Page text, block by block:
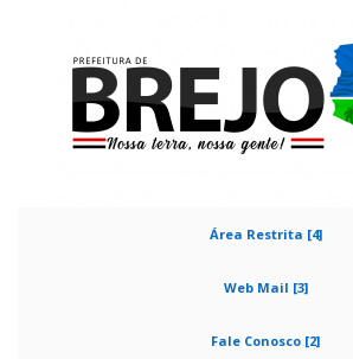
Área Restrita [4]
Web Mail [3]
Fale Conosco [2]